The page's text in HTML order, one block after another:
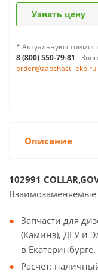
Узнать цену
* Актуальную
8 (800) 550-79-81 -
order@zapchasti-ekb.ru
Описание
102991
Запчасти для
(Каминз), ДГУ и
в Екатеринбурге.
Расчёт: